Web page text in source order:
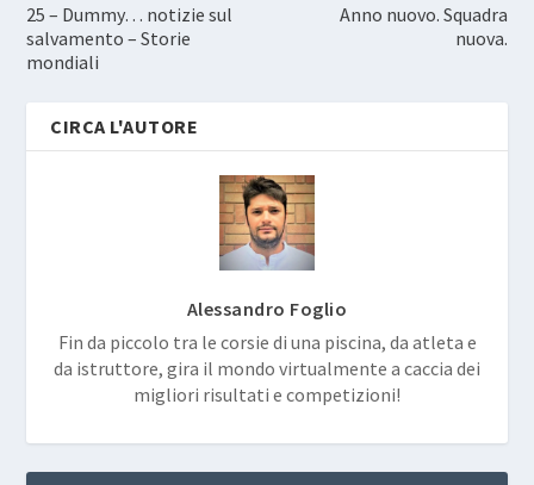
25 – Dummy… notizie sul
salvamento – Storie
mondiali
Anno nuovo. Squadra
nuova.
CIRCA L'AUTORE
Alessandro Foglio
Fin da piccolo tra le corsie di una piscina, da atleta e
da istruttore, gira il mondo virtualmente a caccia dei
migliori risultati e competizioni!